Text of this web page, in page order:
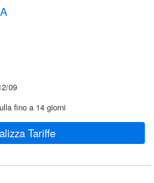
09
fino a 14 giorni
Tariffe